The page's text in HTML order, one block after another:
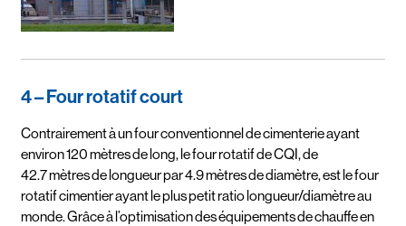
4 – Four rotatif court
Contrairement à un four conventionnel de cimenterie ayant
environ 120 mètres de long, le four rotatif de CQI, de
42.7 mètres de longueur par 4.9 mètres de diamètre, est le four
rotatif cimentier ayant le plus petit ratio longueur/diamètre au
monde. Grâce à l’optimisation des équipements de chauffe en